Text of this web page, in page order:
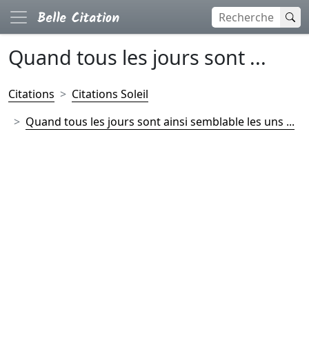
Quand tous les jours sont ...
Citations
Citations Soleil
Quand tous les jours sont ainsi semblable les uns ...